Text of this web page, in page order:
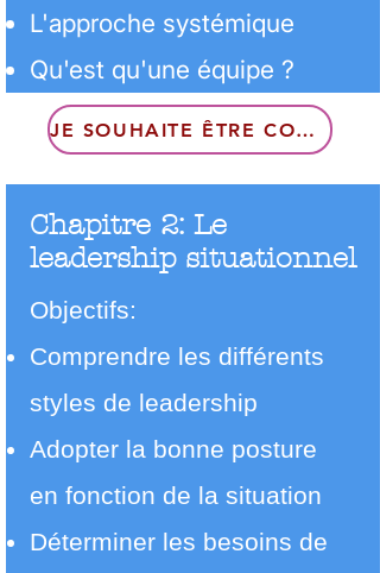
L'approche systémique
Qu'est qu'une équipe ?
JE SOUHAITE ÊTRE CONTACTÉ
Chapitre 2: Le
leadership situationnel
Objectifs:
Comprendre les différents
styles de leadership
Adopter la bonne posture
en fonction de la situation
Déterminer les besoins de